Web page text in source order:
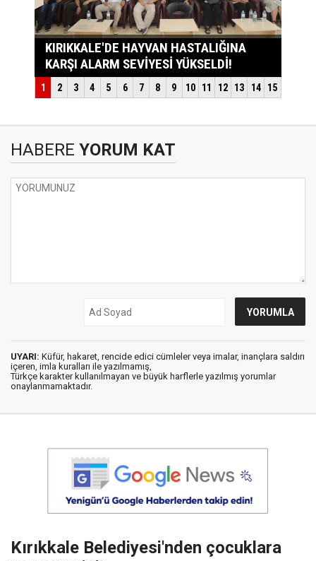
HABERE YORUM KAT
UYARI: Küfür, hakaret, rencide edici cümleler veya imalar, inançlara saldırı
içeren, imla kuralları ile yazılmamış,
Türkçe karakter kullanılmayan ve büyük harflerle yazılmış yorumlar
onaylanmamaktadır.
Kırıkkale Belediyesi'nden çocuklara